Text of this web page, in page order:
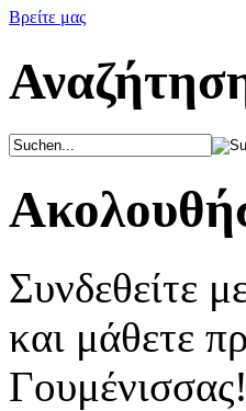
Βρείτε μας
Συνδεθείτε
και μάθετε
Γουμένισσας!